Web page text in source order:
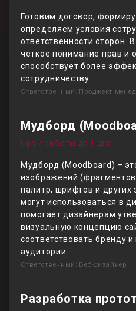
Готовим договор,
определяем условия
ответственности сторон.
четкое понимание прав и
способствует более
сотрудничеству.
Ответственный: Проджект
Мудборд
Срок работы до 1 дня
Мудборд (Moodboard) –
изображений
палитр, шрифтов и других
могут использоваться в
помогает дизайнерам
визуальную концепцию
соответствовать бренду
аудитории.
Ответственный: Веб-дизайнер
Разработка